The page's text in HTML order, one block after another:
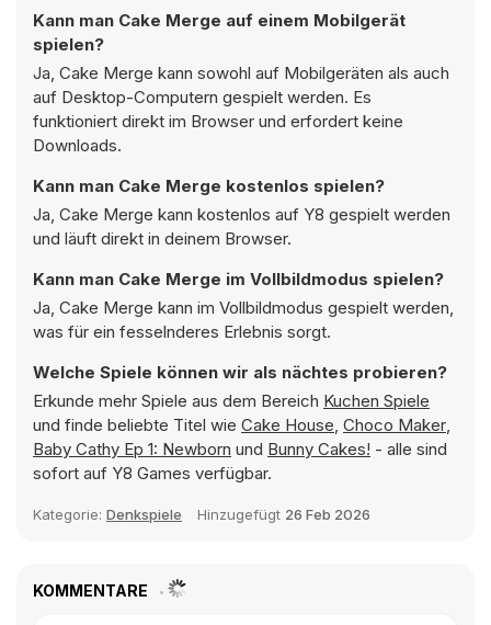
Kann man Cake Merge auf einem Mobilgerät
spielen?
Ja, Cake Merge kann sowohl auf Mobilgeräten als auch
auf Desktop-Computern gespielt werden. Es
funktioniert direkt im Browser und erfordert keine
Downloads.
Kann man Cake Merge kostenlos spielen?
Ja, Cake Merge kann kostenlos auf Y8 gespielt werden
und läuft direkt in deinem Browser.
Kann man Cake Merge im Vollbildmodus spielen?
Ja, Cake Merge kann im Vollbildmodus gespielt werden,
was für ein fesselnderes Erlebnis sorgt.
Welche Spiele können wir als nächtes probieren?
Erkunde mehr Spiele aus dem Bereich Kuchen Spiele
und finde beliebte Titel wie Cake House, Choco Maker,
Baby Cathy Ep 1: Newborn und Bunny Cakes! - alle sind
sofort auf Y8 Games verfügbar.
Kategorie: Denkspiele Hinzugefügt 26 Feb 2026
KOMMENTARE